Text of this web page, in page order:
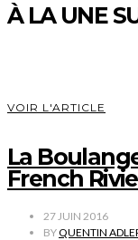
À LA UNE
VOIR L'ARTICLE
La
French
27 JUIN 2016
BYQUENTIN